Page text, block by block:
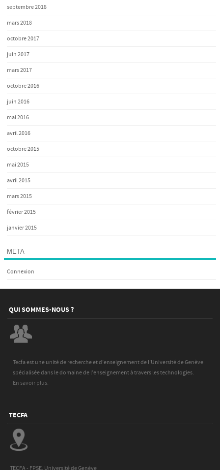
septembre 2018
mars 2018
octobre 2017
juin 2017
mars 2017
octobre 2016
juin 2016
mai 2016
avril 2016
octobre 2015
mai 2015
avril 2015
mars 2015
février 2015
janvier 2015
META
Connexion
QUI SOMMES-NOUS ?
Tecfa est une unité de recherche et d’enseignement de l’Université de Genève
spécialisée dans le domaine de l’enseignement à travers les technologies.
En savoir plus.
TECFA
TECFA - FPSE, Université de Genève